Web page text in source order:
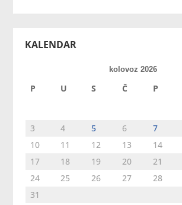
KALENDAR
kolovoz 2026
P U S Č P
3
4 5 6 7
10
11 12 13 14
17
18 19 20 21
24
25 26 27 28
31